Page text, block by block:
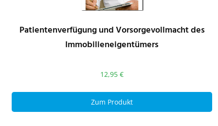
Patientenverfügung und Vorsorgevollmacht des
Immobilieneigentümers
12,95 €
Zum Produkt